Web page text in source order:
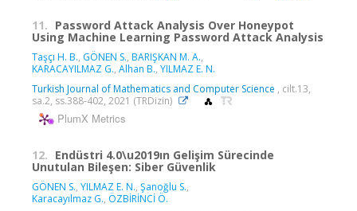
11. Password Attack Analysis Over Honeypot
Using Machine Learning Password Attack Analysis
Taşçı H. B., GÖNEN S., BARIŞKAN M. A.,
KARACAYILMAZ G., Alhan B., YILMAZ E. N.
Turkish Journal of Mathematics and Computer Science , cilt.13,
sa.2, ss.388-402, 2021 (TRDizin)
PlumX Metrics
12. Endüstri 4.0\u2019ın Gelişim Sürecinde
Unutulan Bileşen: Siber Güvenlik
GÖNEN S., YILMAZ E. N., Şanoğlu S.,
Karacayılmaz G., ÖZBİRİNCİ Ö.